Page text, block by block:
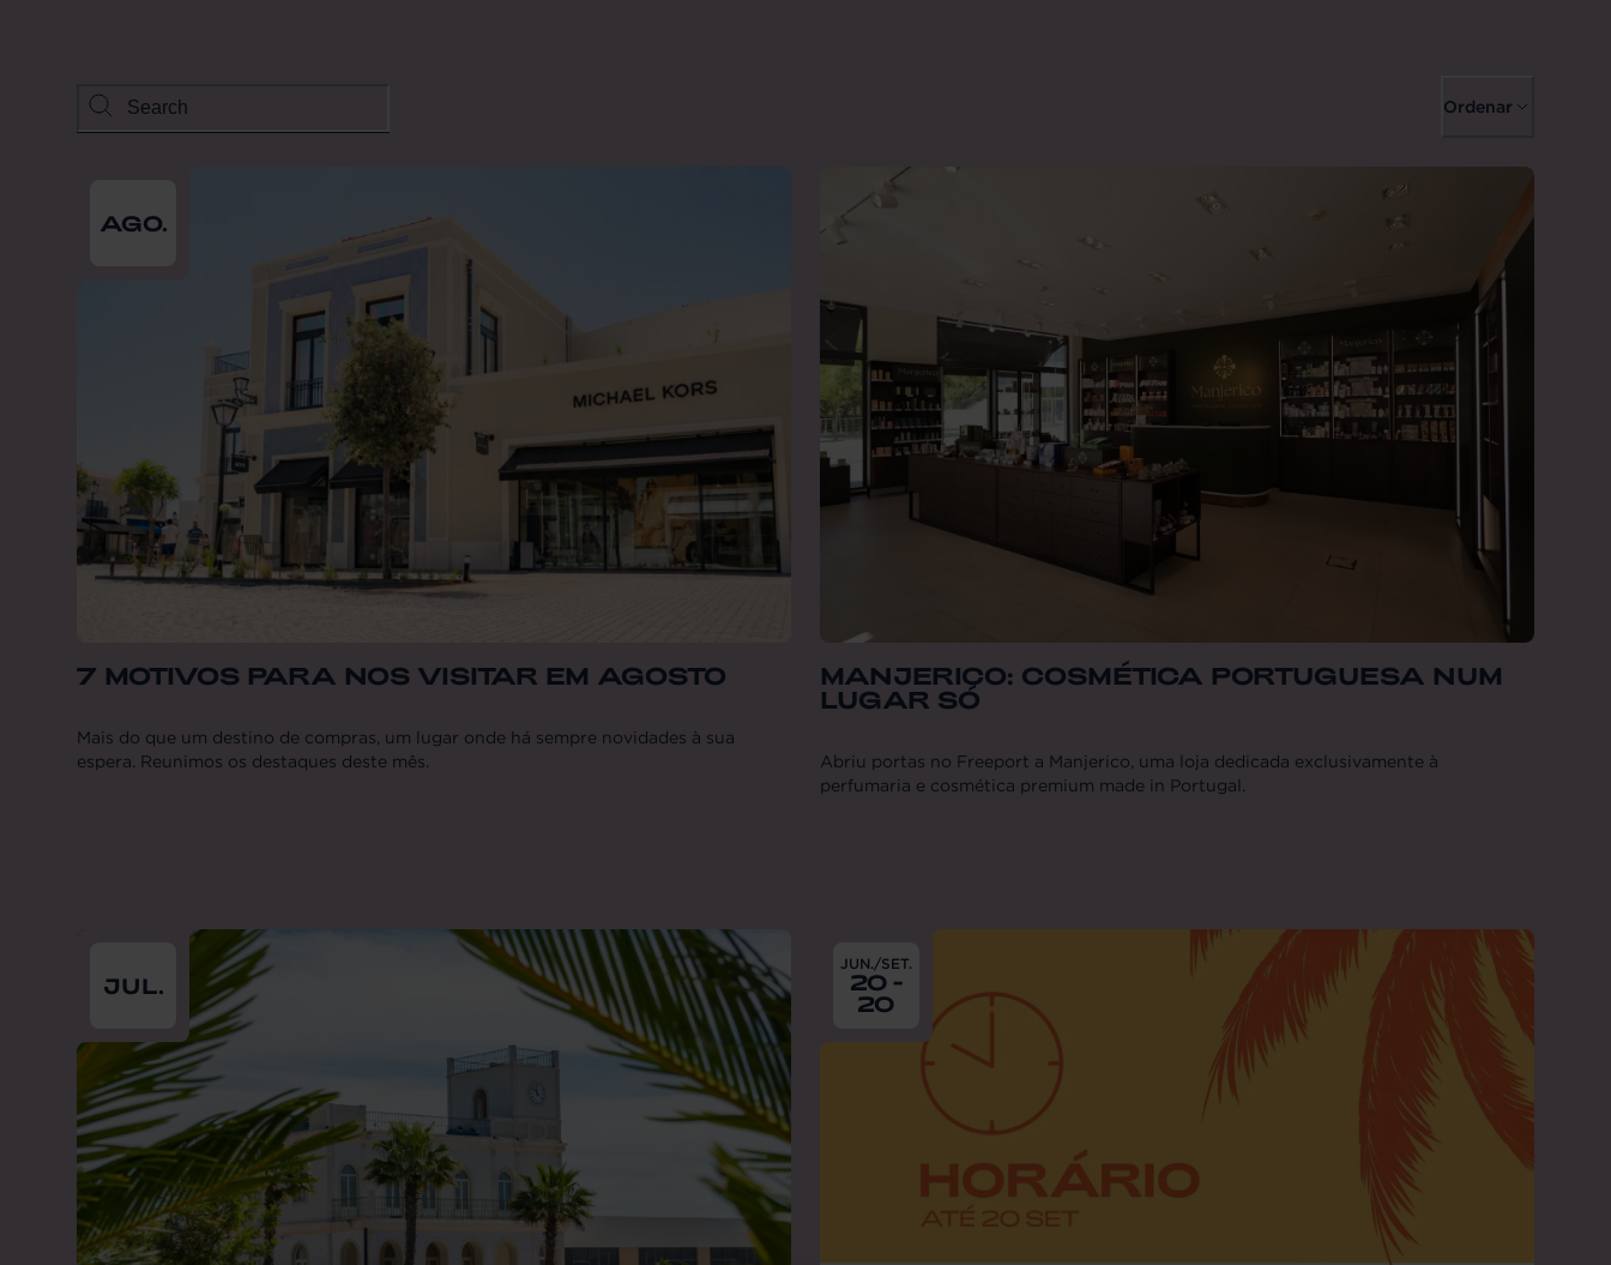
Ordenar
AGO.
7 MOTIVOS PARA NOS VISITAR EM AGOSTO
Mais do que um destino de compras, um lugar onde há sempre novidades à sua
espera. Reunimos os destaques deste mês.
MANJERICO: COSMÉTICA PORTUGUESA NUM
LUGAR SÓ
Abriu portas no Freeport a Manjerico, uma loja dedicada exclusivamente à
perfumaria e cosmética premium made in Portugal.
2026-07-01till
JUL.
2026-06-20
JUN./SET.
20 -
20